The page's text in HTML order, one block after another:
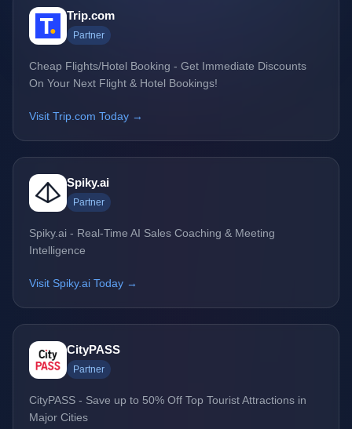
Trip.com
Partner
Cheap Flights/Hotel Booking - Get Immediate Discounts
On Your Next Flight & Hotel Bookings!
Visit Trip.com Today →
Spiky.ai
Partner
Spiky.ai - Real-Time AI Sales Coaching & Meeting
Intelligence
Visit Spiky.ai Today →
CityPASS
Partner
CityPASS - Save up to 50% Off Top Tourist Attractions in
Major Cities